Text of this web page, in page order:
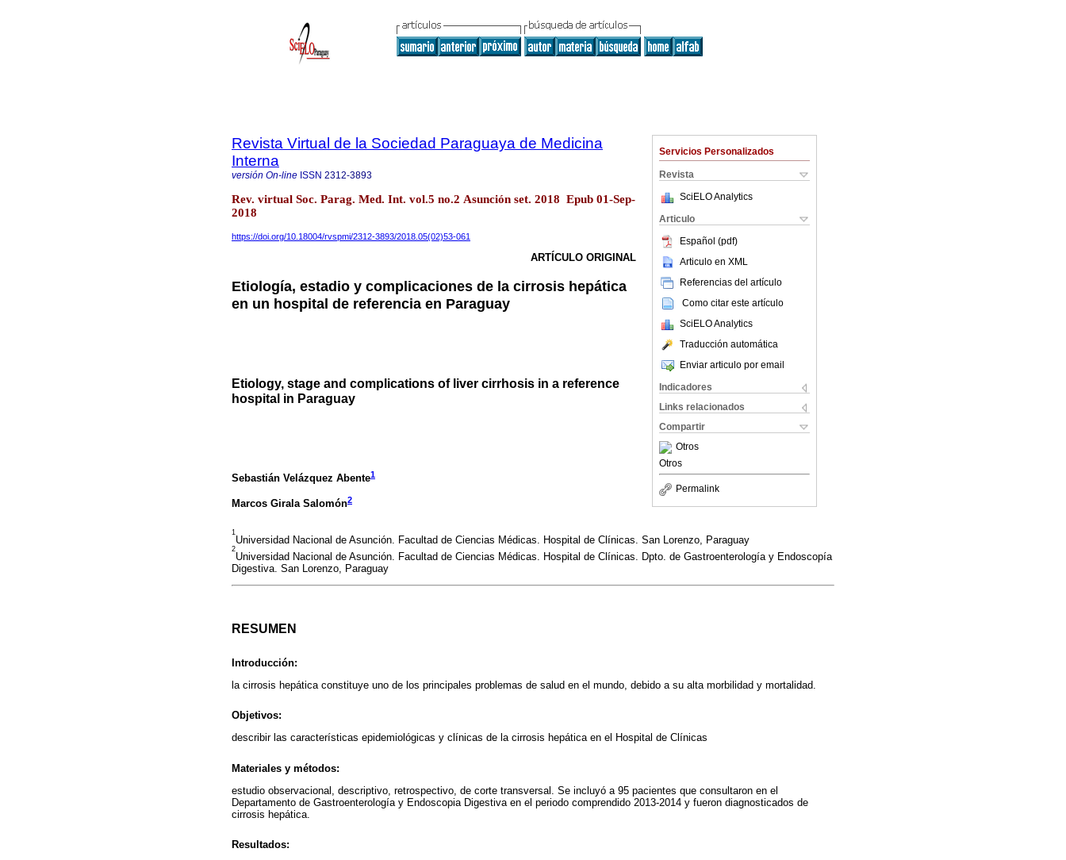
Servicios Personalizados
Revista
SciELO Analytics
Articulo
Español (pdf)
Articulo en XML
Referencias del artículo
Como citar este artículo
SciELO Analytics
Traducción automática
Enviar articulo por email
Indicadores
Links relacionados
Compartir
Otros
Otros
Permalink
Revista Virtual de la Sociedad Paraguaya de Medicina
Interna
versión On-line ISSN 2312-3893
Rev. virtual Soc. Parag. Med. Int. vol.5 no.2 Asunción set. 2018 Epub 01-Sep-
2018
https://doi.org/10.18004/rvspmi/2312-3893/2018.05(02)53-061
ARTÍCULO ORIGINAL
Etiología, estadio y complicaciones de la cirrosis hepática
en un hospital de referencia en Paraguay
Etiology, stage and complications of liver cirrhosis in a reference
hospital in Paraguay
Sebastián Velázquez Abente1
Marcos Girala Salomón2
1
Universidad Nacional de Asunción. Facultad de Ciencias Médicas. Hospital de Clínicas. San Lorenzo, Paraguay
2
Universidad Nacional de Asunción. Facultad de Ciencias Médicas. Hospital de Clínicas. Dpto. de Gastroenterología y Endoscopía
Digestiva. San Lorenzo, Paraguay
RESUMEN
Introducción:
la cirrosis hepática constituye uno de los principales problemas de salud en el mundo, debido a su alta morbilidad y mortalidad.
Objetivos:
describir las características epidemiológicas y clínicas de la cirrosis hepática en el Hospital de Clínicas
Materiales y métodos:
estudio observacional, descriptivo, retrospectivo, de corte transversal. Se incluyó a 95 pacientes que consultaron en el
Departamento de Gastroenterología y Endoscopia Digestiva en el periodo comprendido 2013-2014 y fueron diagnosticados de
cirrosis hepática.
Resultados: